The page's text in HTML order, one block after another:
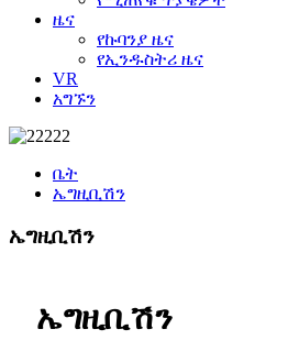
ዜና
የኩባንያ ዜና
የኢንዱስትሪ ዜና
VR
አግኙን
ቤት
ኤግዚቢሽን
ኤግዚቢሽን
ኤግዚቢሽን